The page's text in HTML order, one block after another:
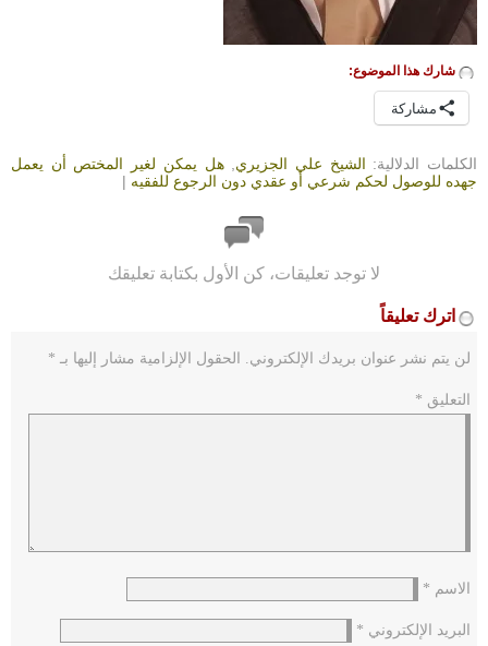
شارك هذا الموضوع:
مشاركة
الكلمات الدلالية: الشيخ علي الجزيري ,هل يمكن لغير المختص أن يعمل
جهده للوصول لحكم شرعي أو عقدي دون الرجوع للفقيه |
لا توجد تعليقات، كن الأول بكتابة تعليقك
اترك تعليقاً
لن يتم نشر عنوان بريدك الإلكتروني. الحقول الإلزامية مشار إليها بـ *
التعليق *
الاسم *
البريد الإلكتروني *